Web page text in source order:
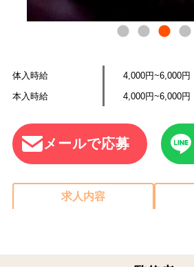
体入時給
4,000円~6,000円
本入時給
4,000円~6,000円
メールで応募
求人内容